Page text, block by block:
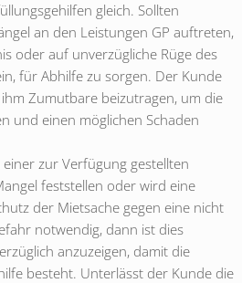
gleich. Sollten
an den Leistungen GP auftreten,
oder auf unverzügliche Rüge des
für Abhilfe zu sorgen. Der Kunde
Zumutbare beizutragen, um die
und einen möglichen Schaden
zur Verfügung gestellten
feststellen oder wird eine
der Mietsache gegen eine nicht
notwendig, dann ist dies
anzuzeigen, damit die
besteht. Unterlässt der Kunde die